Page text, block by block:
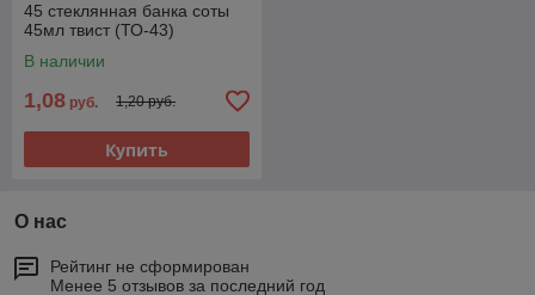
45 стеклянная банка соты
45мл твист (ТО-43)
В наличии
1,08 руб. 1,20 руб.
Купить
О нас
Рейтинг не сформирован
Менее 5 отзывов за последний год